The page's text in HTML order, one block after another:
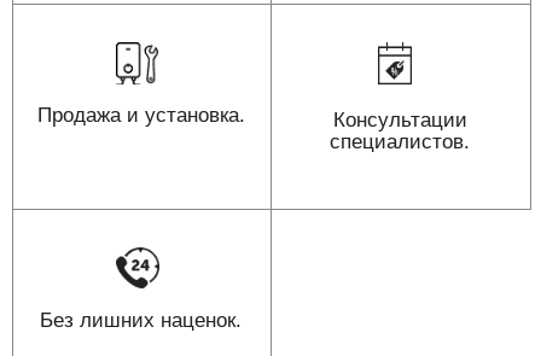
Продажа и установка.
Консультации
специалистов.
Без лишних наценок.